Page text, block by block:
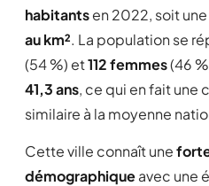
habitantsen 2022, soit
au km². La population se
(54 %) et112 femmes(46
41,3 ans, ce qui en fait une
similaire à la moyenne
Cette ville connaît une
démographiqueavec une